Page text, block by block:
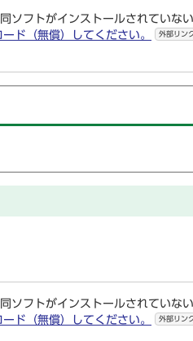
フトがインストールされていな
ド（無償）してください。 外部リン
フトがインストールされていな
ド（無償）してください。 外部リン